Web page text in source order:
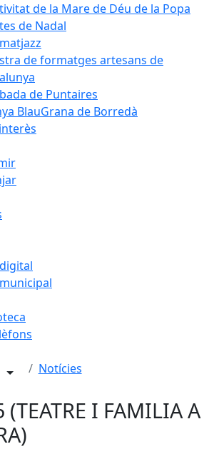
de la Mare de Déu de la Popa
de Nadal
de formatges artesans de
de Puntaires
BlauGrana de Borredà
Notícies
(TEATRE I FAMILIA A